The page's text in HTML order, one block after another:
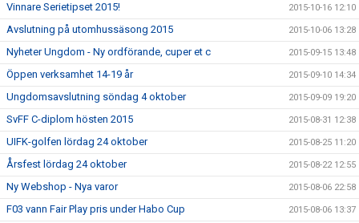
Vinnare Serietipset 2015! 2015-10-16 12:10
Avslutning på utomhussäsong 2015 2015-10-06 13:28
Nyheter Ungdom - Ny ordförande, cuper et c 2015-09-15 13:48
Öppen verksamhet 14-19 år 2015-09-10 14:34
Ungdomsavslutning söndag 4 oktober 2015-09-09 19:20
SvFF C-diplom hösten 2015 2015-08-31 12:38
UIFK-golfen lördag 24 oktober 2015-08-25 11:20
Årsfest lördag 24 oktober 2015-08-22 12:55
Ny Webshop - Nya varor 2015-08-06 22:58
F03 vann Fair Play pris under Habo Cup 2015-08-06 13:37